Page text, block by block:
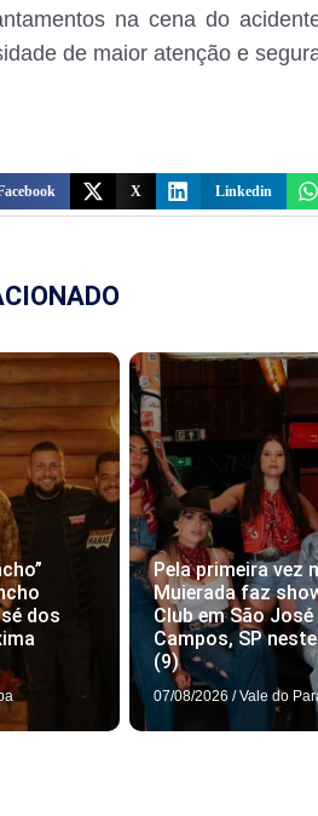
na cena do
de maior atenção e
X Linkedin
dos
Pela primeira vez
Muierada faz
Club em São
Campos, SP
(9)
07/08/2026 / Vale do